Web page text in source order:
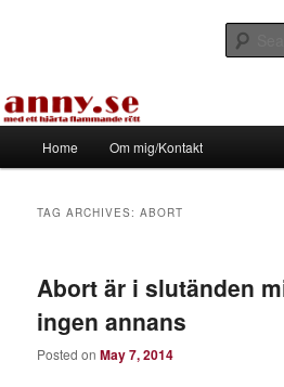
Tapirhen
Home Om mig/Kontakt
TAG ARCHIVES:ABORT
Abort är i slutänden
ingen annans
Posted onMay 7, 2014